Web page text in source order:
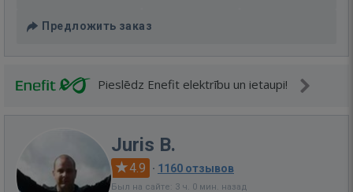
Предложить заказ
Pieslēdz Enefit elektrību un ietaupi!
Juris B.
4.9 · 1160 отзывов
Был на сайте: 3 ч. 0 мин. назад